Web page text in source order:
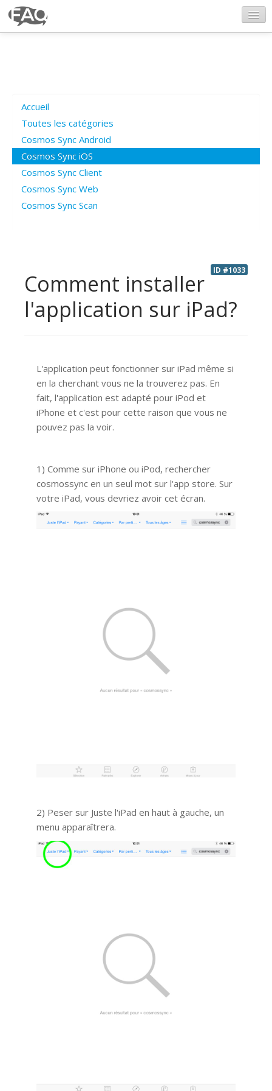
Poser une question
Questions ouvertes
Connexion
Accueil
Toutes les catégories
Cosmos Sync Android
Cosmos Sync iOS
Cosmos Sync Client
Cosmos Sync Web
Cosmos Sync Scan
ID #1033
Comment installer
l'application sur iPad?
L'application peut fonctionner sur iPad même si
en la cherchant vous ne la trouverez pas. En
fait, l'application est adapté pour iPod et
iPhone et c'est pour cette raison que vous ne
pouvez pas la voir.
1) Comme sur iPhone ou iPod, rechercher
cosmossync en un seul mot sur l'app store. Sur
votre iPad, vous devriez avoir cet écran.
2) Peser sur Juste l'iPad en haut à gauche, un
menu apparaîtrera.